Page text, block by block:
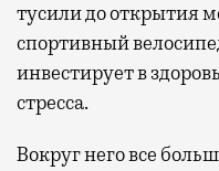
тусили до открытия
спортивный
инвестирует в
стресса.
Вокруг него все